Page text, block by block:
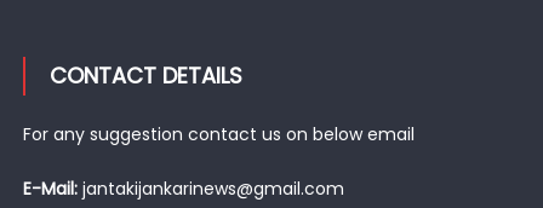
CONTACT DETAILS
For any suggestion contact us on below email
E-Mail: jantakijankarinews@gmail.com